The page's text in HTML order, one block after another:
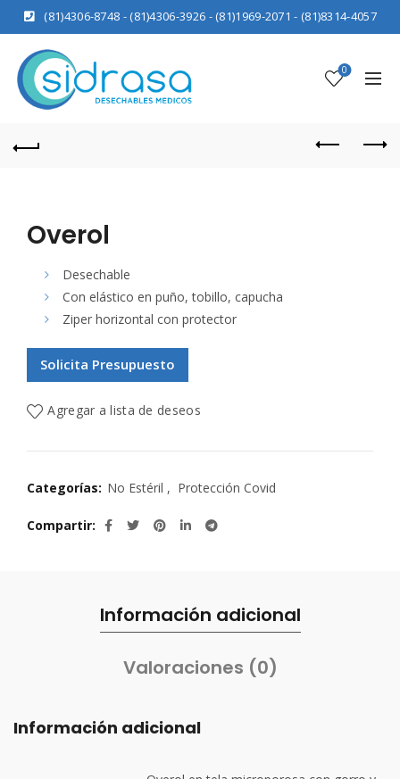
(81)4306-8748 - (81)4306-3926 - (81)1969-2071 - (81)8314-4057
0
Overol
Desechable
Con elástico en puño, tobillo, capucha
Ziper horizontal con protector
Solicita Presupuesto
Agregar a lista de deseos
Categorías: No Estéril , Protección Covid
Compartir
Información adicional
Valoraciones (0)
Información adicional